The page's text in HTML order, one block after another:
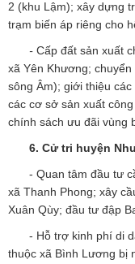
2 (khu Lậm); xây dựng
trạm biến áp riêng cho
- Cấp đất sản xuất
xã Yên Khương;
sông Âm); giới thiệu
các cơ sở sản xuất
chính sách ưu đãi vùng
6. Cử tri huyện
- Quan tâm đầu tư
xã Thanh Phong; xây
Xuân Qùy; đầu tư đập
- Hỗ trợ kinh phí di
thuộc xã Bình Lương bị